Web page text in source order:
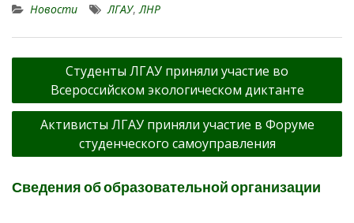
Новости ЛГАУ,ЛНР
Навигация
записям
Студенты ЛГАУ приняли участие во
Всероссийском экологическом диктанте
Активисты ЛГАУ приняли участие в Форуме
студенческого самоуправления
Сведения об образовательной организации